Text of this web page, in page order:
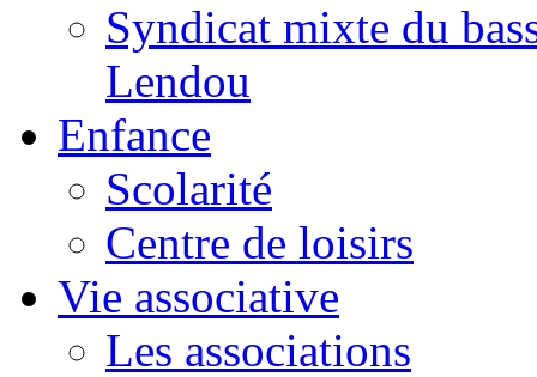
Syndicat mixte du
Lendou
Enfance
Scolarité
Centre de loisirs
Vie associative
Les associations